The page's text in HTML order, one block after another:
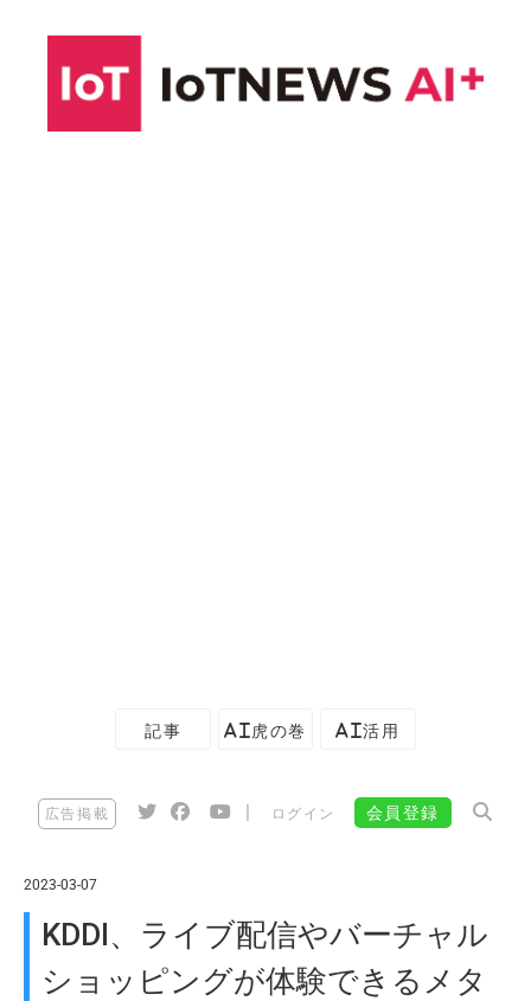
記事 AI虎の巻 AI活用
広告掲載 ログイン 会員登録
2023-03-07
KDDI、ライブ配信やバーチャル
ショッピングが体験できるメタ